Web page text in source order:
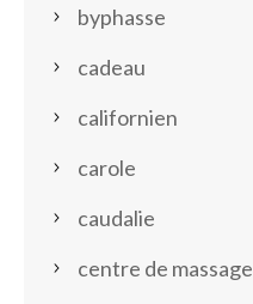
byphasse
cadeau
californien
carole
caudalie
centre de massage